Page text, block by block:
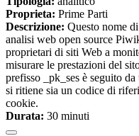
Proprieta: Prime Parti
Descrizione: Questo nome
analisi web open source
proprietari di siti Web a
misurare le prestazioni del
prefisso _pk_ses è seguito
si ritiene sia un codice di
cookie.
Durata: 30 minuti